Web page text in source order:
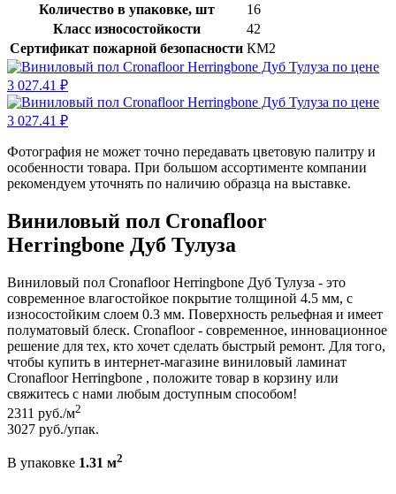
Количество в упаковке, шт
16
Класс износостойкости
42
Сертификат пожарной безопасности КМ2
Фотография не может точно передавать цветовую палитру и
особенности товара. При большом ассортименте компании
рекомендуем уточнять по наличию образца на выставке.
Виниловый пол Cronafloor
Herringbone Дуб Тулуза
Виниловый пол Cronafloor Herringbone Дуб Тулуза - это
современное влагостойкое покрытие толщиной 4.5 мм, с
износостойким слоем 0.3 мм. Поверхность рельефная и имеет
полуматовый блеск. Cronafloor - современное, инновационное
решение для тех, кто хочет сделать быстрый ремонт. Для того,
чтобы купить в интернет-магазине виниловый ламинат
Cronafloor Herringbone , положите товар в корзину или
свяжитесь с нами любым доступным способом!
2311 руб./м2
3027 руб./упак.
В упаковке 1.31 м2